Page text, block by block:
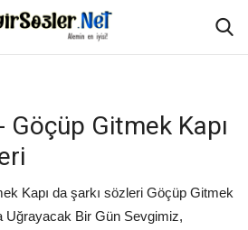
Gitmek Kapı
Kapı da şarkı sözleri Göçüp Gitmek
Uğrayacak Bir Gün Sevgimiz,